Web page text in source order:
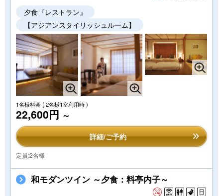
夕食『レストラン』
【アジアンスタイリッシュルーム】
1名様料金( 2名様1室利用時 )
22,600円 ～
詳細/ご予約
定員:2名様
和モダンツイン ～夕食：料亭内子～